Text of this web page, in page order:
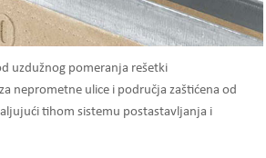
uzdužnog pomeranja rešetki
neprometne ulice i područja zaštićena od
tihom sistemu postastavljanja i